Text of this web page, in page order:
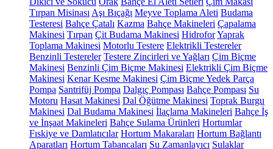
Tırpan Misinası Aşı Bıçağı Meyve Toplama Aleti Budama
Testeresi Bahçe Çatalı Kazma Bahçe Makineleri Çapalama
Makinesi Tırpan Çit Budama Makinesi HidroforYaprak
Toplama Makinesi Motorlu Testere Elektrikli Testereler
Benzinli Testereler Testere Zincirleri ve Yağları Çim Biçme
Makinesi Benzinli Çim Biçme Makinesi Elektrikli Çim Biçme
Makinesi Kenar Kesme Makinesi Çim Biçme Yedek Parça
Pompa Santrifüj Pompa Dalgıç Pompası Bahçe Pompası Su
Motoru Hasat Makinesi Dal Öğütme Makinesi Toprak Burgu
Makinesi Dal Budama Makinesi İlaçlama Makineleri Bahçe İş
ve İnşaat Makineleri Bahçe Sulama Ürünleri Hortumlar
Fıskiye ve Damlatıcılar Hortum Makaraları Hortum Bağlantı
Aparatları Hortum Tabancaları Su Zamanlayıcı Sulaklar